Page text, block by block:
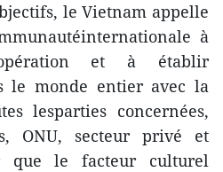
le Vietnam appelle
à
et à établir
le monde entier avec la
lesparties concernées,
ONU, secteur privé et
que le facteur culturel